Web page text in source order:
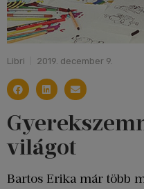
Libri 2019. december 9.
világot
Bartos Erika már több